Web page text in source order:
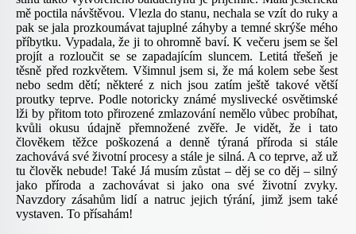
mě poctila návštěvou. Vlezla do stanu, nechala se vzít do ruky a
pak se jala prozkoumávat tajuplné záhyby a temné skrýše mého
příbytku. Vypadala, že ji to ohromně baví. K večeru jsem se šel
projít a rozloučit se se zapadajícím sluncem. Letitá třešeň je
těsně před rozkvětem. Všimnul jsem si, že má kolem sebe šest
nebo sedm dětí; některé z nich jsou zatím ještě takové větší
proutky teprve. Podle notoricky známé myslivecké osvětimské
lži by přitom toto přirozené zmlazování nemělo vůbec probíhat,
kvůli okusu údajně přemnožené zvěře. Je vidět, že i tato
člověkem těžce poškozená a denně týraná příroda si stále
zachovává své životní procesy a stále je silná. A co teprve, až už
tu člověk nebude! Také Já musím zůstat – děj se co děj – silný
jako příroda a zachovávat si jako ona své životní zvyky.
Navzdory zásahům lidí a natruc jejich týrání, jimž jsem také
vystaven. To přísahám!